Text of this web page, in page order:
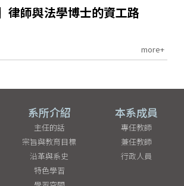
律師與法學博士的資工路
more+
系所介紹
主任的話
宗旨與教育目標
沿革與系史
特色學習
本系成員
專任教師
兼任教師
行政人員